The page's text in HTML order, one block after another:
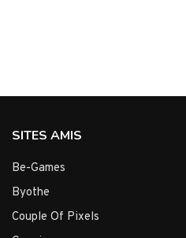
SITES AMIS
Be-Games
Byothe
Couple Of Pixels